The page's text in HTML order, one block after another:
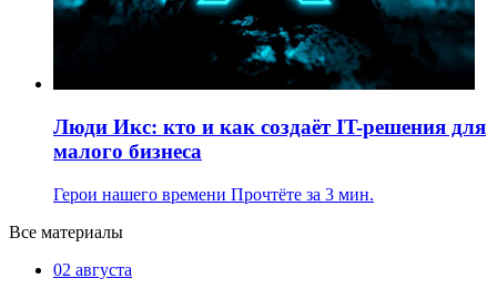
Люди Икс: кто и как создаёт IT-решения для
малого бизнеса
Герои нашего времени Прочтёте за 3 мин.
Все материалы
02 августа